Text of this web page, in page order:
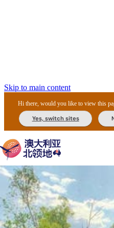
Skip to main content
Hi there, would you like to view this
Yes, switch sites
主
导
文
斯
泉
乌
鲁
鲁
国
家
公
园
菲
特
国
家
塔
卡
国
家
东
马
尼
特
米
鲁
卡
鲁
/
茨
奥
里
查
验
攻
略
庆
与
活
动
外
和
探
险
和
野
生
动
历
史
和
露
宿
旅
程
车
和
交
通